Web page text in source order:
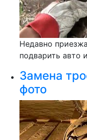
Недавно
подварить авто
Замена
фото